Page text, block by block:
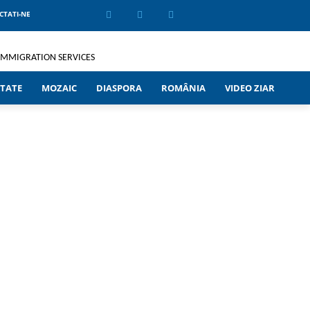
NE
MOZAIC DIASPORA ROMÂNIA VIDEO ZIAR